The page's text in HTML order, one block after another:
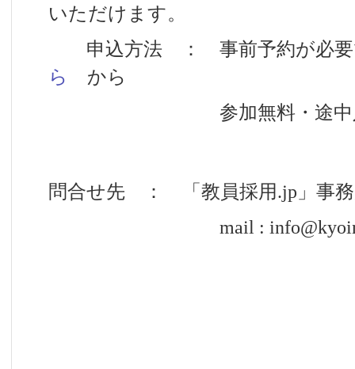
いただけます。
申込方法 ： 事前予約が必要
ら
から
参加無料・途中入
問合せ先 ： 「教員採用.jp」事
mail : info@kyoin-